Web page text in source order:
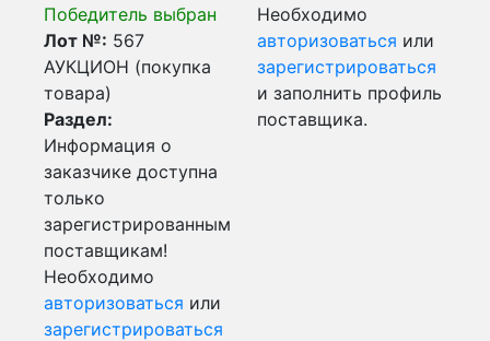
Победитель выбран
Лот №: 567
АУКЦИОН (покупка
товара)
Раздел:
Информация о
заказчике доступна
только
зарегистрированным
поставщикам!
Необходимо
авторизоваться или
зарегистрироваться
Необходимо
авторизоваться или
зарегистрироваться
и заполнить профиль
поставщика.